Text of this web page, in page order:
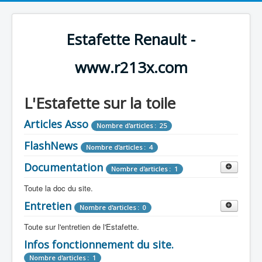
Estafette Renault -
www.r213x.com
L'Estafette sur la toile
Articles Asso Nombre d'articles : 25
FlashNews Nombre d'articles : 4
Documentation Nombre d'articles : 1
Toute la doc du site.
Revue de Presse Nombre d'articles : 9
Tous les articles que l'on a vu sur l'estafette !
Camping Car Nombre d'articles : 3
Entretien Nombre d'articles : 0
Toute sur l'entretien de l'Estafette.
Mécanique Nombre d'articles : 0
Infos fonctionnement du site.
Nombre d'articles : 1